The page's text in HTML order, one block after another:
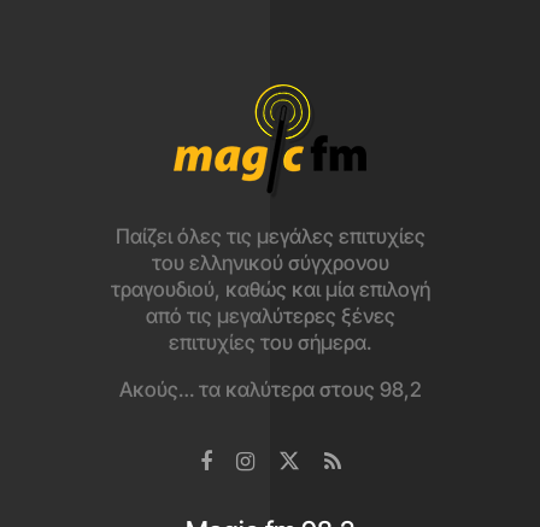
Παίζει όλες τις μεγάλες επιτυχίες
του ελληνικού σύγχρονου
τραγουδιού, καθώς και μία επιλογή
από τις μεγαλύτερες ξένες
επιτυχίες του σήμερα.
Ακούς… τα καλύτερα στους 98,2